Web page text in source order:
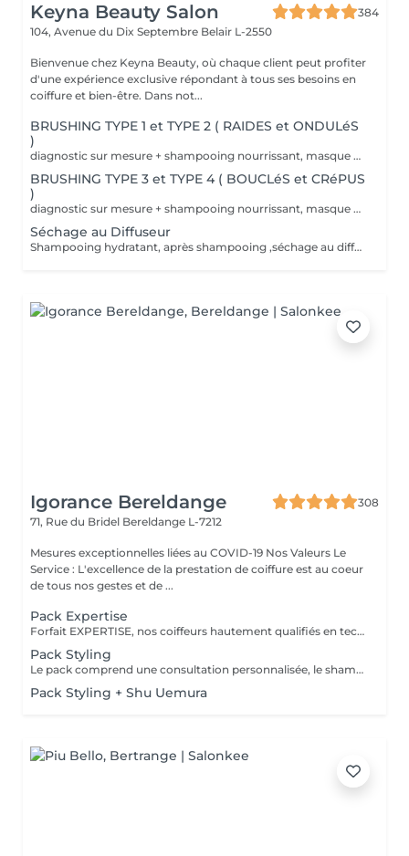
Keyna Beauty Salon
384
104, Avenue du Dix Septembre Belair L-2550
Bienvenue chez Keyna Beauty, où chaque client peut profiter
d'une expérience exclusive répondant à tous ses besoins en
coiffure et bien-être. Dans not...
BRUSHING TYPE 1 et TYPE 2 ( RAIDES et ONDULéS
)
diagnostic sur mesure + shampooing nourrissant, masque hydratant ,coiffage sérum et fixation finale. Important: cheveux sans tresse ni noeuds à l'arrivée; tout noeuds ou tressage entraîne l'annulation et 50% de la prestation est retenu. Toute arrivée retardée de 15-30 minutes ou plus entraînera l'annulation automatique du rendez-vous.
BRUSHING TYPE 3 et TYPE 4 ( BOUCLéS et CRéPUS
)
diagnostic sur mesure + shampooing nourrissant, masque hydratant ,coiffage sérum et fixation finale. Important: cheveux sans tresse ni noeuds à l'arrivée; tout noeuds ou tressage entraîne l'annulation et 50% de la prestation est retenu. Toute arrivée retardée de 15-30 minutes ou plus entraînera l'annulation automatique du rendez-vous.
Séchage au Diffuseur
Shampooing hydratant, après shampooing ,séchage au diffuseur sérum et fixation finale. Important: cheveux sans tresse ni nud à l'arrivée; tout nud ou tressage entraîne l'annulation et 50% de la prestation est retenu. Toute arrivée retardée de 15-30 minutes ou plus entraînera l'annulation automatique du rendez-vous.
Igorance Bereldange
308
71, Rue du Bridel Bereldange L-7212
Mesures exceptionnelles liées au COVID-19 Nos Valeurs Le
Service : L'excellence de la prestation de coiffure est au coeur
de tous nos gestes et de ...
Pack Expertise
Forfait EXPERTISE, nos coiffeurs hautement qualifiés en technique anglo-saxonne, en formation continu et diplômés d’une académie anglaise à Paris. Vous offre une séance d’une heure avec votre coach en suivi beauté. Ce pack inclus : 1 h de prestation Un diagnostique personnalisé Shampoing spécifique Haircare Conditioner spécifique Produit de coiffage Coupe Styling Produit de finition
Pack Styling
Le pack comprend une consultation personnalisée, le shampooing et le conditionneur spécifiques REDKEN , le séchage et les produits de styling REDKEN * Tarifs à titre indicatifs à confirmer après la consultation personnalisée établit auprès de votre coiffeur/stylist/spécialiste * La direction se réserve le droit d’apporter des modifications pour le bon fonctionnement du salon
Pack Styling + Shu Uemura